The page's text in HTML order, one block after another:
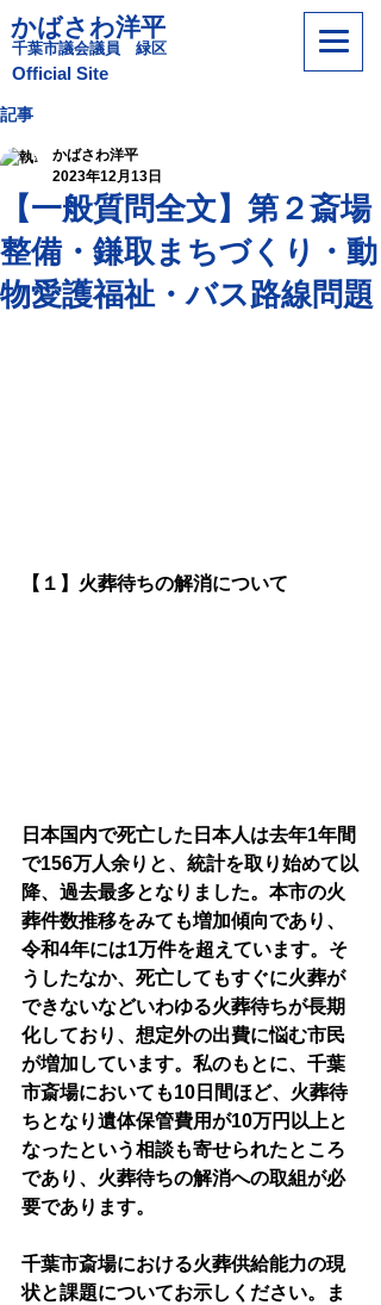
かばさわ洋平
​千葉市議会議員 緑区
​Official Site
記事
【一般質問全文】第２斎場
整備・鎌取まちづくり・動
物愛護福祉・バス路線問題
かばさわ洋平
2023年12月13日
【１】火葬待ちの解消について
日本国内で死亡した日本人は去年1年間
で156万人余りと、統計を取り始めて以
降、過去最多となりました。本市の火
葬件数推移をみても増加傾向であり、
令和4年には1万件を超えています。そ
うしたなか、死亡してもすぐに火葬が
できないなどいわゆる火葬待ちが長期
化しており、想定外の出費に悩む市民
が増加しています。私のもとに、千葉
市斎場においても10日間ほど、火葬待
ちとなり遺体保管費用が10万円以上と
なったという相談も寄せられたところ
であり、火葬待ちの解消への取組が必
要であります。
千葉市斎場における火葬供給能力の現
状と課題についてお示しください。ま